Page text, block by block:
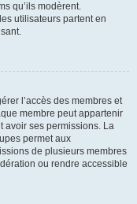
qu’ils modèrent.
utilisateurs partent en
l’accès des membres et
membre peut appartenir
avoir ses permissions. La
permet aux
de plusieurs membres
ou rendre accessible